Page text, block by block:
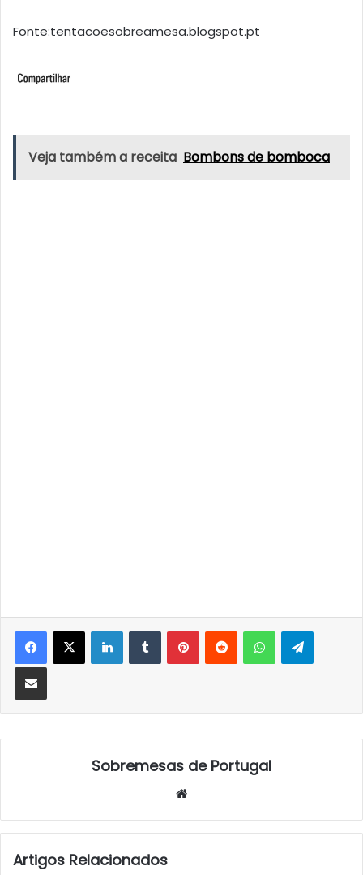
Fonte:tentacoesobreamesa.blogspot.pt
Veja também a receita Bombons de bomboca
LinkedInTumblrPinterestReddit WhatsApp
Partilhar Via Email
Sobremesas de Portugal
Artigos Relacionados